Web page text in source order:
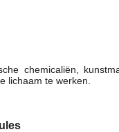
chemicaliën,
lichaam te werken.